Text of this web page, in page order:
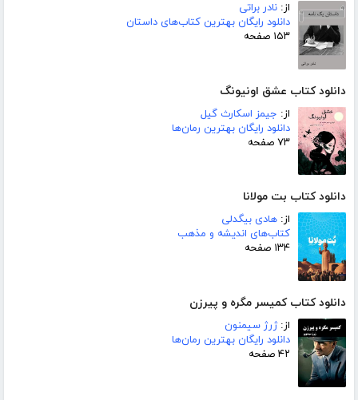
از: نادر براتی
دانلود رایگان بهترین کتاب‌های داستان
۱۵۳ صفحه
دانلود کتاب عشق اونیونگ
از: جیمز اسکارث گیل
دانلود رایگان بهترین رمان‌ها
۷۳ صفحه
دانلود کتاب بت مولانا
از: هادی بیگدلی
کتاب‌های اندیشه و مذهب
۱۳۴ صفحه
دانلود کتاب کمیسر مگره و پیرزن
از:ژرژ سیمنون
دانلود رایگان بهترین رمان‌ها
۴۲ صفحه